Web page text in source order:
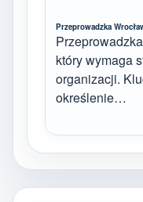
Przeprowadzka
który wymaga
organizacji.
określenie…